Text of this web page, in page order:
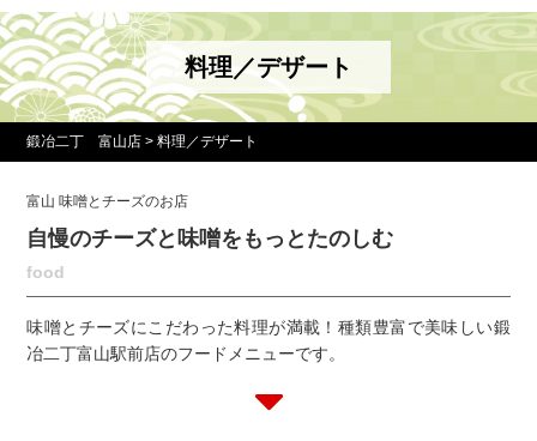
料理／デザート
鍛冶二丁 富山店 >料理／デザート
富山 味噌とチーズのお店
自慢のチーズと味噌をもっとたのしむ
food
味噌とチーズにこだわった料理が満載！種類豊富で美味しい鍛
冶二丁富山駅前店のフードメニューです。